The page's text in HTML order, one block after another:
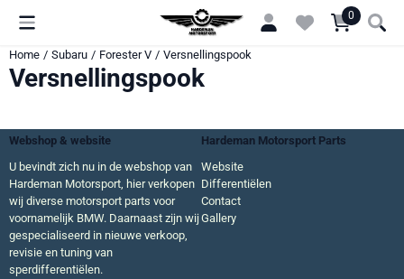
Cookievoorkeuren zijn momenteel gesloten. 0
Home / Subaru / Forester V / Versnellingspook
Versnellingspook
Webshop & website
Hardeman Motorsport Parts
U bevindt zich nu in de webshop van
Hardeman Motorsport, hier verkopen
wij diverse motorsport parts voor
voornamelijk BMW. Daarnaast zijn wij
gespecialiseerd in nieuwe verkoop,
revisie en tuning van
sperdifferentiëlen.
Website
Differentiëlen
Contact
Gallery